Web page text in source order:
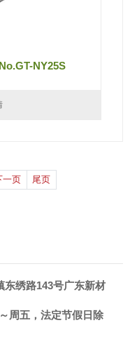
NY25S
一页 尾页
东绣路143号广东新材
周五，法定节假日除